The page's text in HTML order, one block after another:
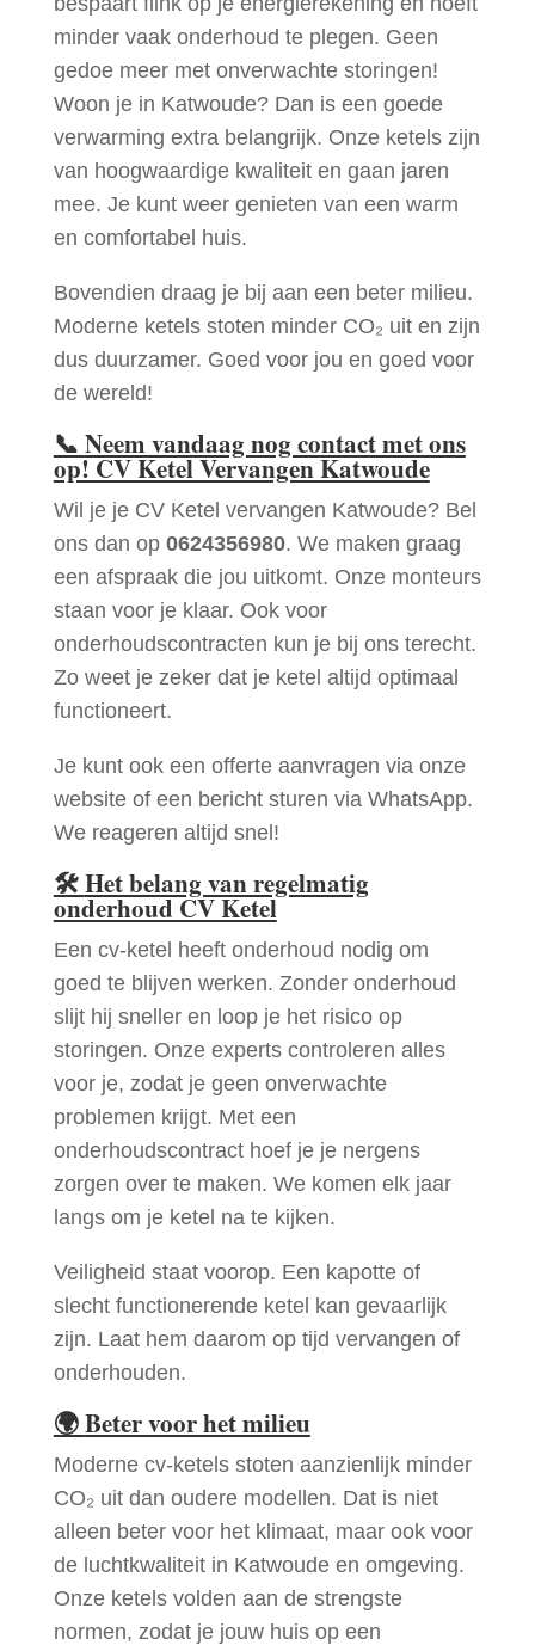
minder vaak onderhoud te plegen. Geen
gedoe meer met onverwachte storingen!
Woon je in Katwoude? Dan is een goede
verwarming extra belangrijk. Onze ketels zijn
van hoogwaardige kwaliteit en gaan jaren
mee. Je kunt weer genieten van een warm
en comfortabel huis.
Bovendien draag je bij aan een beter milieu.
Moderne ketels stoten minder CO₂ uit en zijn
dus duurzamer. Goed voor jou en goed voor
de wereld!
📞 Neem vandaag nog contact met ons
op! CV Ketel Vervangen Katwoude
Wil je je CV Ketel vervangen Katwoude? Bel
ons dan op 0624356980. We maken graag
een afspraak die jou uitkomt. Onze monteurs
staan voor je klaar. Ook voor
onderhoudscontracten kun je bij ons terecht.
Zo weet je zeker dat je ketel altijd optimaal
functioneert.
Je kunt ook een offerte aanvragen via onze
website of een bericht sturen via WhatsApp.
We reageren altijd snel!
🛠Het belang van regelmatig
onderhoud CV Ketel
Een cv-ketel heeft onderhoud nodig om
goed te blijven werken. Zonder onderhoud
slijt hij sneller en loop je het risico op
storingen. Onze experts controleren alles
voor je, zodat je geen onverwachte
problemen krijgt. Met een
onderhoudscontract hoef je je nergens
zorgen over te maken. We komen elk jaar
langs om je ketel na te kijken.
Veiligheid staat voorop. Een kapotte of
slecht functionerende ketel kan gevaarlijk
zijn. Laat hem daarom op tijd vervangen of
onderhouden.
🌍Beter voor het milieu
Moderne cv-ketels stoten aanzienlijk minder
CO₂ uit dan oudere modellen. Dat is niet
alleen beter voor het klimaat, maar ook voor
de luchtkwaliteit in Katwoude en omgeving.
Onze ketels volden aan de strengste
normen, zodat je jouw huis op een